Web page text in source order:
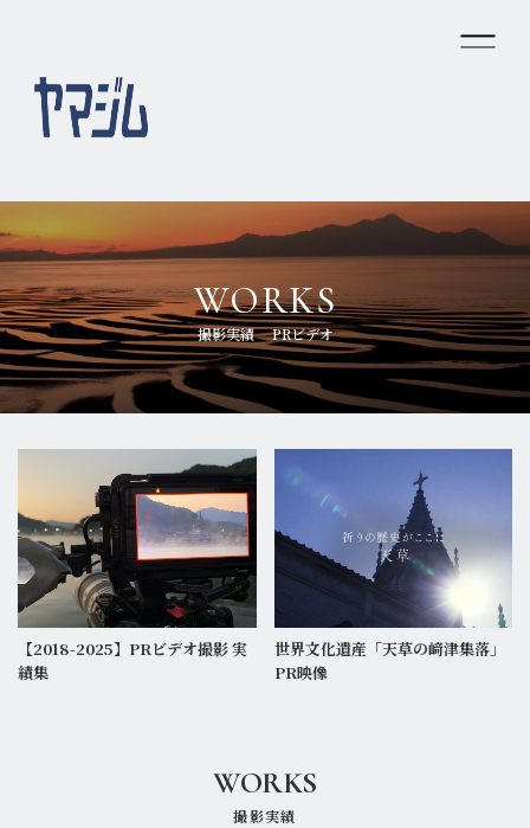
ホーム
ヤマジムの強み
会社概要
スタッフ紹介
お問い合わせ
撮影実績
お知らせ
WORKS
撮影実績 PRビデオ
【2018-2025】PRビデオ撮影 実
績集
世界文化遺産「天草の﨑津集落」
PR映像
WORKS
撮影実績